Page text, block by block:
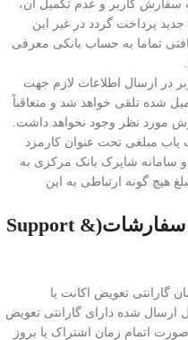
کاربر و عدم تکمیل آن،
پرداخت گردد در غیر این
تماما به حساب بانکی معرفی
در ارسال اطلاعات لازم جهت
شده تلقی خواهد شد و متعاقباً
مورد نظر وجود نخواهد داشت.
یاب مبلغی تحت عنوان کارمزد
و سامانه شاپرک بانک مرکزی به
هیچ گونه ارتباطی به این
سفارشات (Support &
تعویض اکانت یا
شده دارای گارانتی تعویض
اتمام زمان اشتراک یا بروز